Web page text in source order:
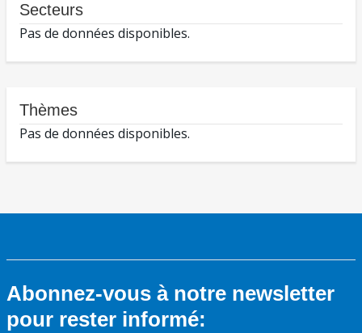
Secteurs
Pas de données disponibles.
Thèmes
Pas de données disponibles.
Abonnez-vous à notre newsletter
pour rester informé: